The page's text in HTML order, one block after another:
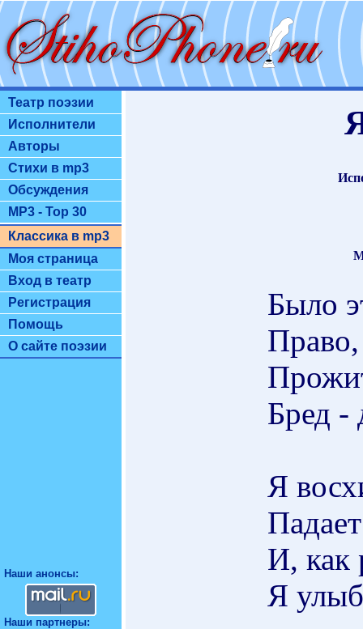
Театр поэзии
Исполнители
Авторы
Стихи в mp3
Обсуждения
MP3 - Top 30
Классика в mp3
Моя страница
Вход в театр
Регистрация
Помощь
О сайте поэзии
Наши анонсы:
Наши партнеры:
Было
Бред -
Я
И, как
Я